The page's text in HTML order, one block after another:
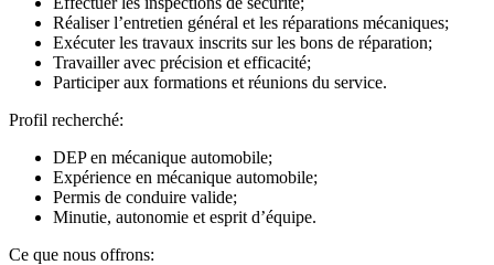
Réaliser l’entretien général et les réparations mécaniques;
Exécuter les travaux inscrits sur les bons de réparation;
Travailler avec précision et efficacité;
Participer aux formations et réunions du service.
Profil recherché:
DEP en mécanique automobile;
Expérience en mécanique automobile;
Permis de conduire valide;
Minutie, autonomie et esprit d’équipe.
Ce que nous offrons: